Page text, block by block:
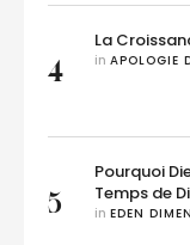
4
La
in APOLOGIE
5
Pourquoi
Temps de
in EDEN